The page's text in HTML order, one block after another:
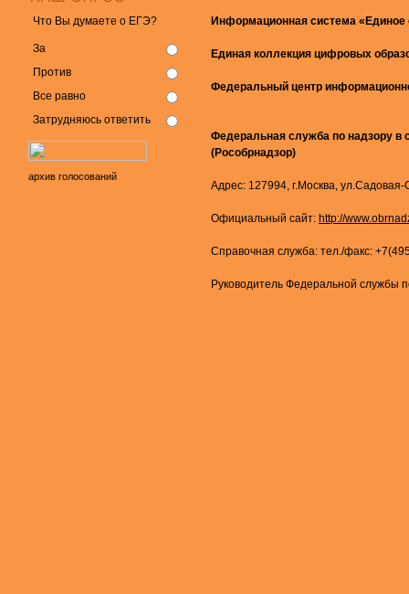
Что Вы думаете о ЕГЭ?
За
Против
Все равно
Затрудняюсь ответить
архив голосований
Информационная система «Единое
Единая коллекция цифровых
Федеральный центр
Федеральная служба по надзору в
(Рособрнадзор)
Адрес: 127994, г.Москва,
Официальный сайт: http://
Справочная служба: тел./факс:
Руководитель Федеральной службы